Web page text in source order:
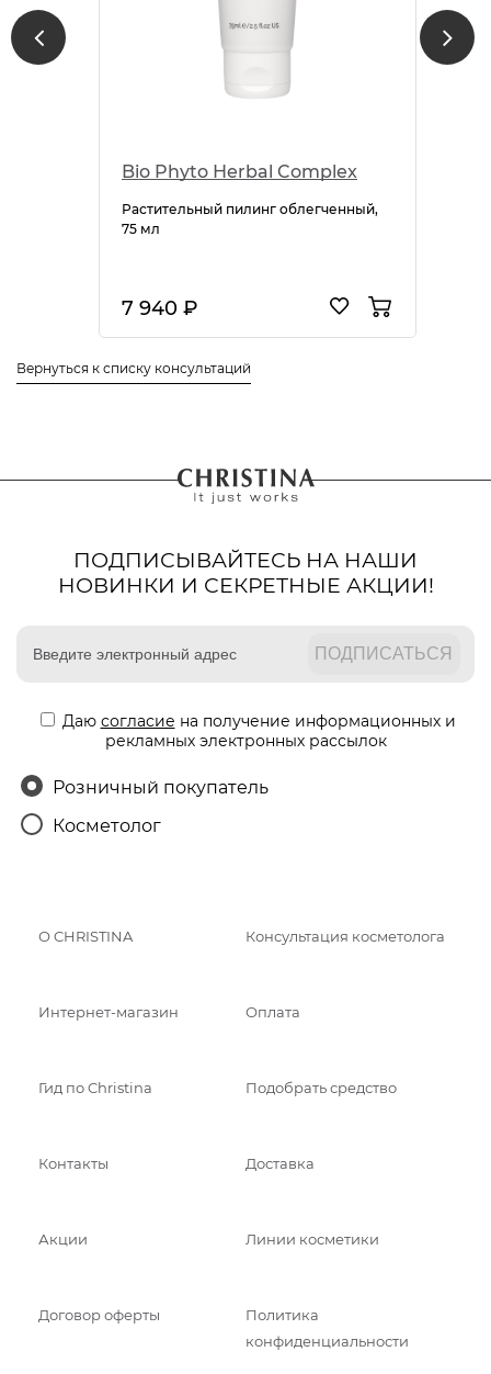
Bio Phyto Нerbal Complex
Растительный пилинг облегченный,
75 мл
7 940 ₽
Вернуться к списку консультаций
ПОДПИСЫВАЙТЕСЬ НА НАШИ
НОВИНКИ И СЕКРЕТНЫЕ АКЦИИ!
Даю согласие на получение информационных и
рекламных электронных рассылок
Розничный покупатель
Косметолог
О CHRISTINA Консультация косметолога
Интернет-магазин Оплата
Гид по Christina Подобрать средство
Контакты Доставка
Акции Линии косметики
Договор оферты
Политика
конфиденциальности